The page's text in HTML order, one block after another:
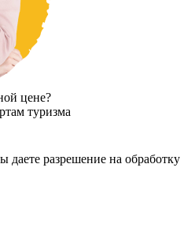
цене?
туризма
разрешение на обработку